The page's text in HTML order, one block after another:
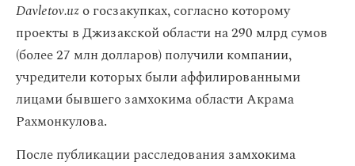
Davletov.uzо госзакупках, согласно которому
проекты в Джизакской области на 290 млрд сумов
(более 27 млн долларов) получили компании,
учредители которых были аффилированными
лицами бывшего замхокима области Акрама
Рахмонкулова.
После публикации расследования замхокима